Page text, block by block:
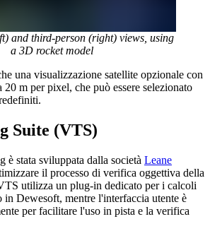
and third-person (right) views, using
a 3D rocket model
una visualizzazione satellite opzionale con
m per pixel, che può essere selezionato
Suite (VTS)
è stata sviluppata dalla società Leane
il processo di verifica oggettiva della
utilizza un plug-in dedicato per i calcoli
Dewesoft, mentre l'interfaccia utente è
per facilitare l'uso in pista e la verifica